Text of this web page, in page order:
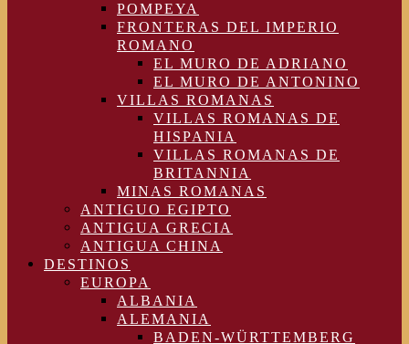
POMPEYA
FRONTERAS DEL IMPERIO
ROMANO
EL MURO DE ADRIANO
EL MURO DE ANTONINO
VILLAS ROMANAS
VILLAS ROMANAS DE
HISPANIA
VILLAS ROMANAS DE
BRITANNIA
MINAS ROMANAS
ANTIGUO EGIPTO
ANTIGUA GRECIA
ANTIGUA CHINA
DESTINOS
EUROPA
ALBANIA
ALEMANIA
BADEN-WÜRTTEMBERG